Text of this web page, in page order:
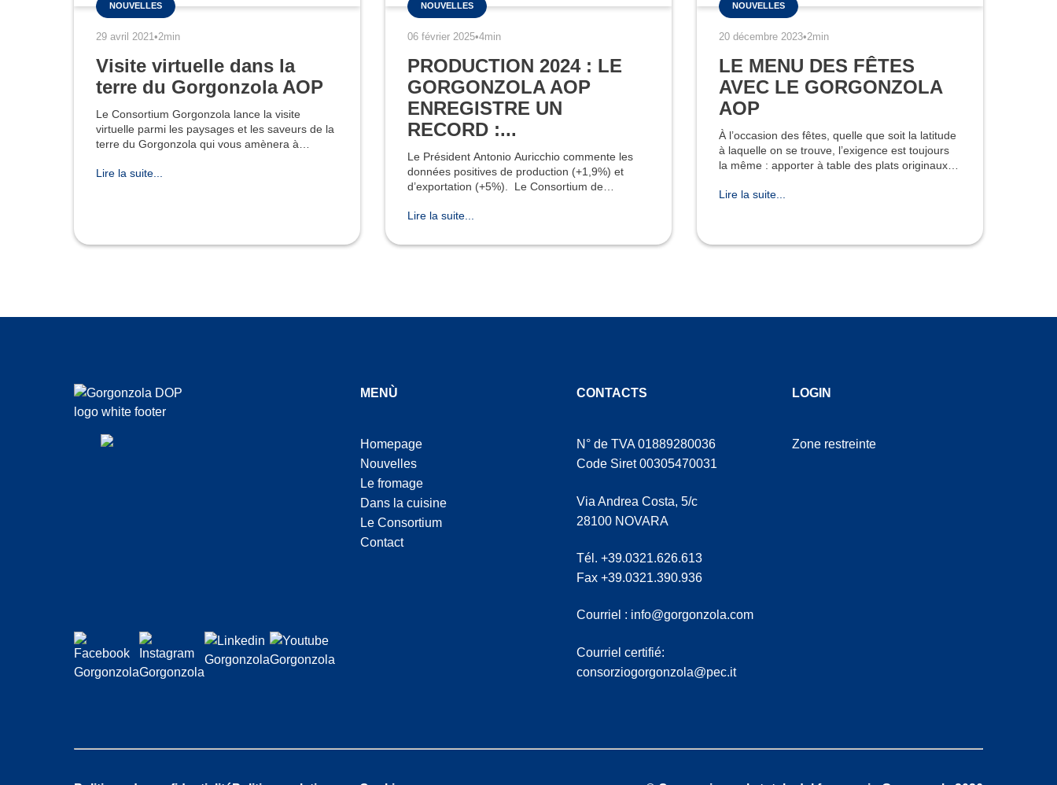
NOUVELLES
29 avril 2021•2min
Visite virtuelle dans la
terre du Gorgonzola AOP
Le Consortium Gorgonzola lance la visite
virtuelle parmi les paysages et les saveurs de la
terre du Gorgonzola qui vous amènera à
beautés architectoniq
Lire la suite...
NOUVELLES
06 février 2025•4min
PRODUCTION 2024 : LE
GORGONZOLA AOP
ENREGISTRE UN
RECORD :...
Le Président Antonio Auricchio commente les
données positives de production (+1,9%) et
d’exportation (+5%). Le Consortium de
connaître les données de prod
Lire la suite...
NOUVELLES
20 décembre 2023•2min
LE MENU DES FÊTES
AVEC LE GORGONZOLA
AOP
À l’occasion des fêtes, quelle que soit la latitude
à laquelle on se trouve, l’exigence est toujours
la même : apporter à table des plats originaux
attra
Lire la suite...
MENÙ
Homepage
Nouvelles
Le fromage
Dans la cuisine
Le Consortium
Contact
CONTACTS
N° de TVA 01889280036
Code Siret 00305470031
Via Andrea Costa, 5/c
28100 NOVARA
Tél. +39.0321.626.613
Fax +39.0321.390.936
Courriel : info@gorgonzola.com
Courriel certifié:
consorziogorgonzola@pec.it
LOGIN
Zone restreinte